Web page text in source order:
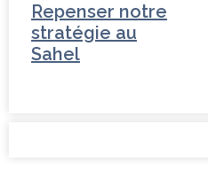
Repenser notre
stratégie au
Sahel